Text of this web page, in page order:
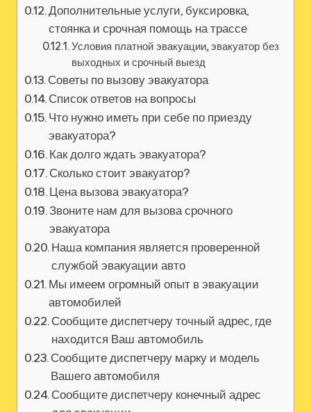
Дополнительные услуги, буксировка,
стоянка и срочная помощь на трассе
Условия платной эвакуации, эвакуатор без
выходных и срочный выезд
Советы по вызову эвакуатора
Список ответов на вопросы
Что нужно иметь при себе по приезду
эвакуатора?
Как долго ждать эвакуатора?
Сколько стоит эвакуатор?
Цена вызова эвакуатора?
Звоните нам для вызова срочного
эвакуатора
Наша компания является проверенной
службой эвакуации авто
Мы имеем огромный опыт в эвакуации
автомобилей
Сообщите диспетчеру точный адрес, где
находится Ваш автомобиль
Сообщите диспетчеру марку и модель
Вашего автомобиля
Сообщите диспетчеру конечный адрес